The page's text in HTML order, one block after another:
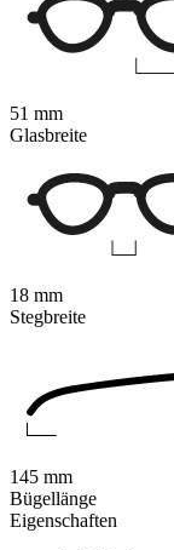
Eigenschaften
51 mm
Glasbreite
18 mm
Stegbreite
145 mm
Bügellänge